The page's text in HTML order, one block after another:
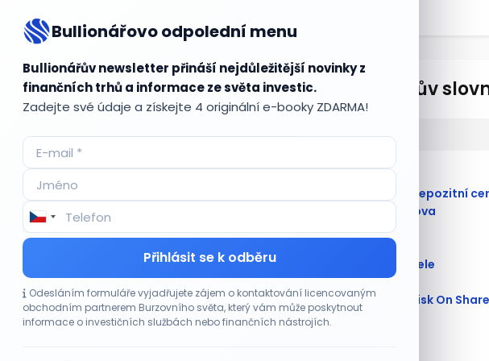
Bullionářovo odpolední menu
Bullionářův newsletter přináší nejdůležitější novinky z
finančních trhů a informace ze světa investic.
Zadejte své údaje a získejte 4 originální e-booky ZDARMA!
Přihlásit se k odběru
Odesláním formuláře vyjadřujete zájem o kontaktování licencovaným
obchodním partnerem Burzovního světa, který vám může poskytnout
informace o investičních službách nebo finančních nástrojích.
Bullionářův
Accumulate
ADR (Americké depozitní
Advokátní úschova
Akcie
Akcie kmenová
Akcie na doručitele
Akcie prioritní
Akciové riziko (Risk On
Akciové trhy